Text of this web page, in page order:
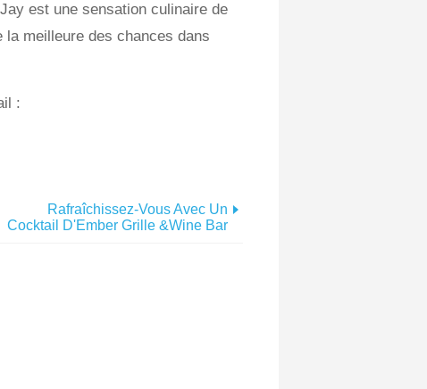
est une sensation culinaire de
meilleure des chances dans
:
Rafraîchissez-Vous Avec Un
Cocktail D'Ember Grille &Wine Bar